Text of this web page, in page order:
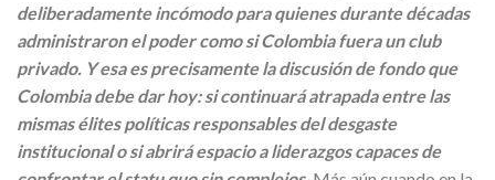
deliberadamente incómodo para quienes durante décadas
administraron el poder como si Colombia fuera un club
privado. Y esa es precisamente la discusión de fondo que
Colombia debe dar hoy: si continuará atrapada entre las
mismas élites políticas responsables del desgaste
institucional o si abrirá espacio a liderazgos capaces de